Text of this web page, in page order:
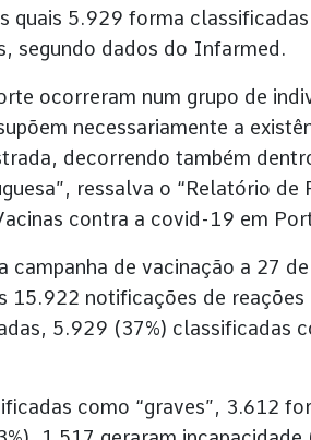
quais 5.929 forma
segundo dados do Infarmed.
ocorreram num grupo de
necessariamente a
decorrendo também
ressalva o “Relatório
contra a covid-19 em
campanha de vacinação a 27
15.922 notificações de
5.929 (37%) classificadas
como “graves”, 3.612